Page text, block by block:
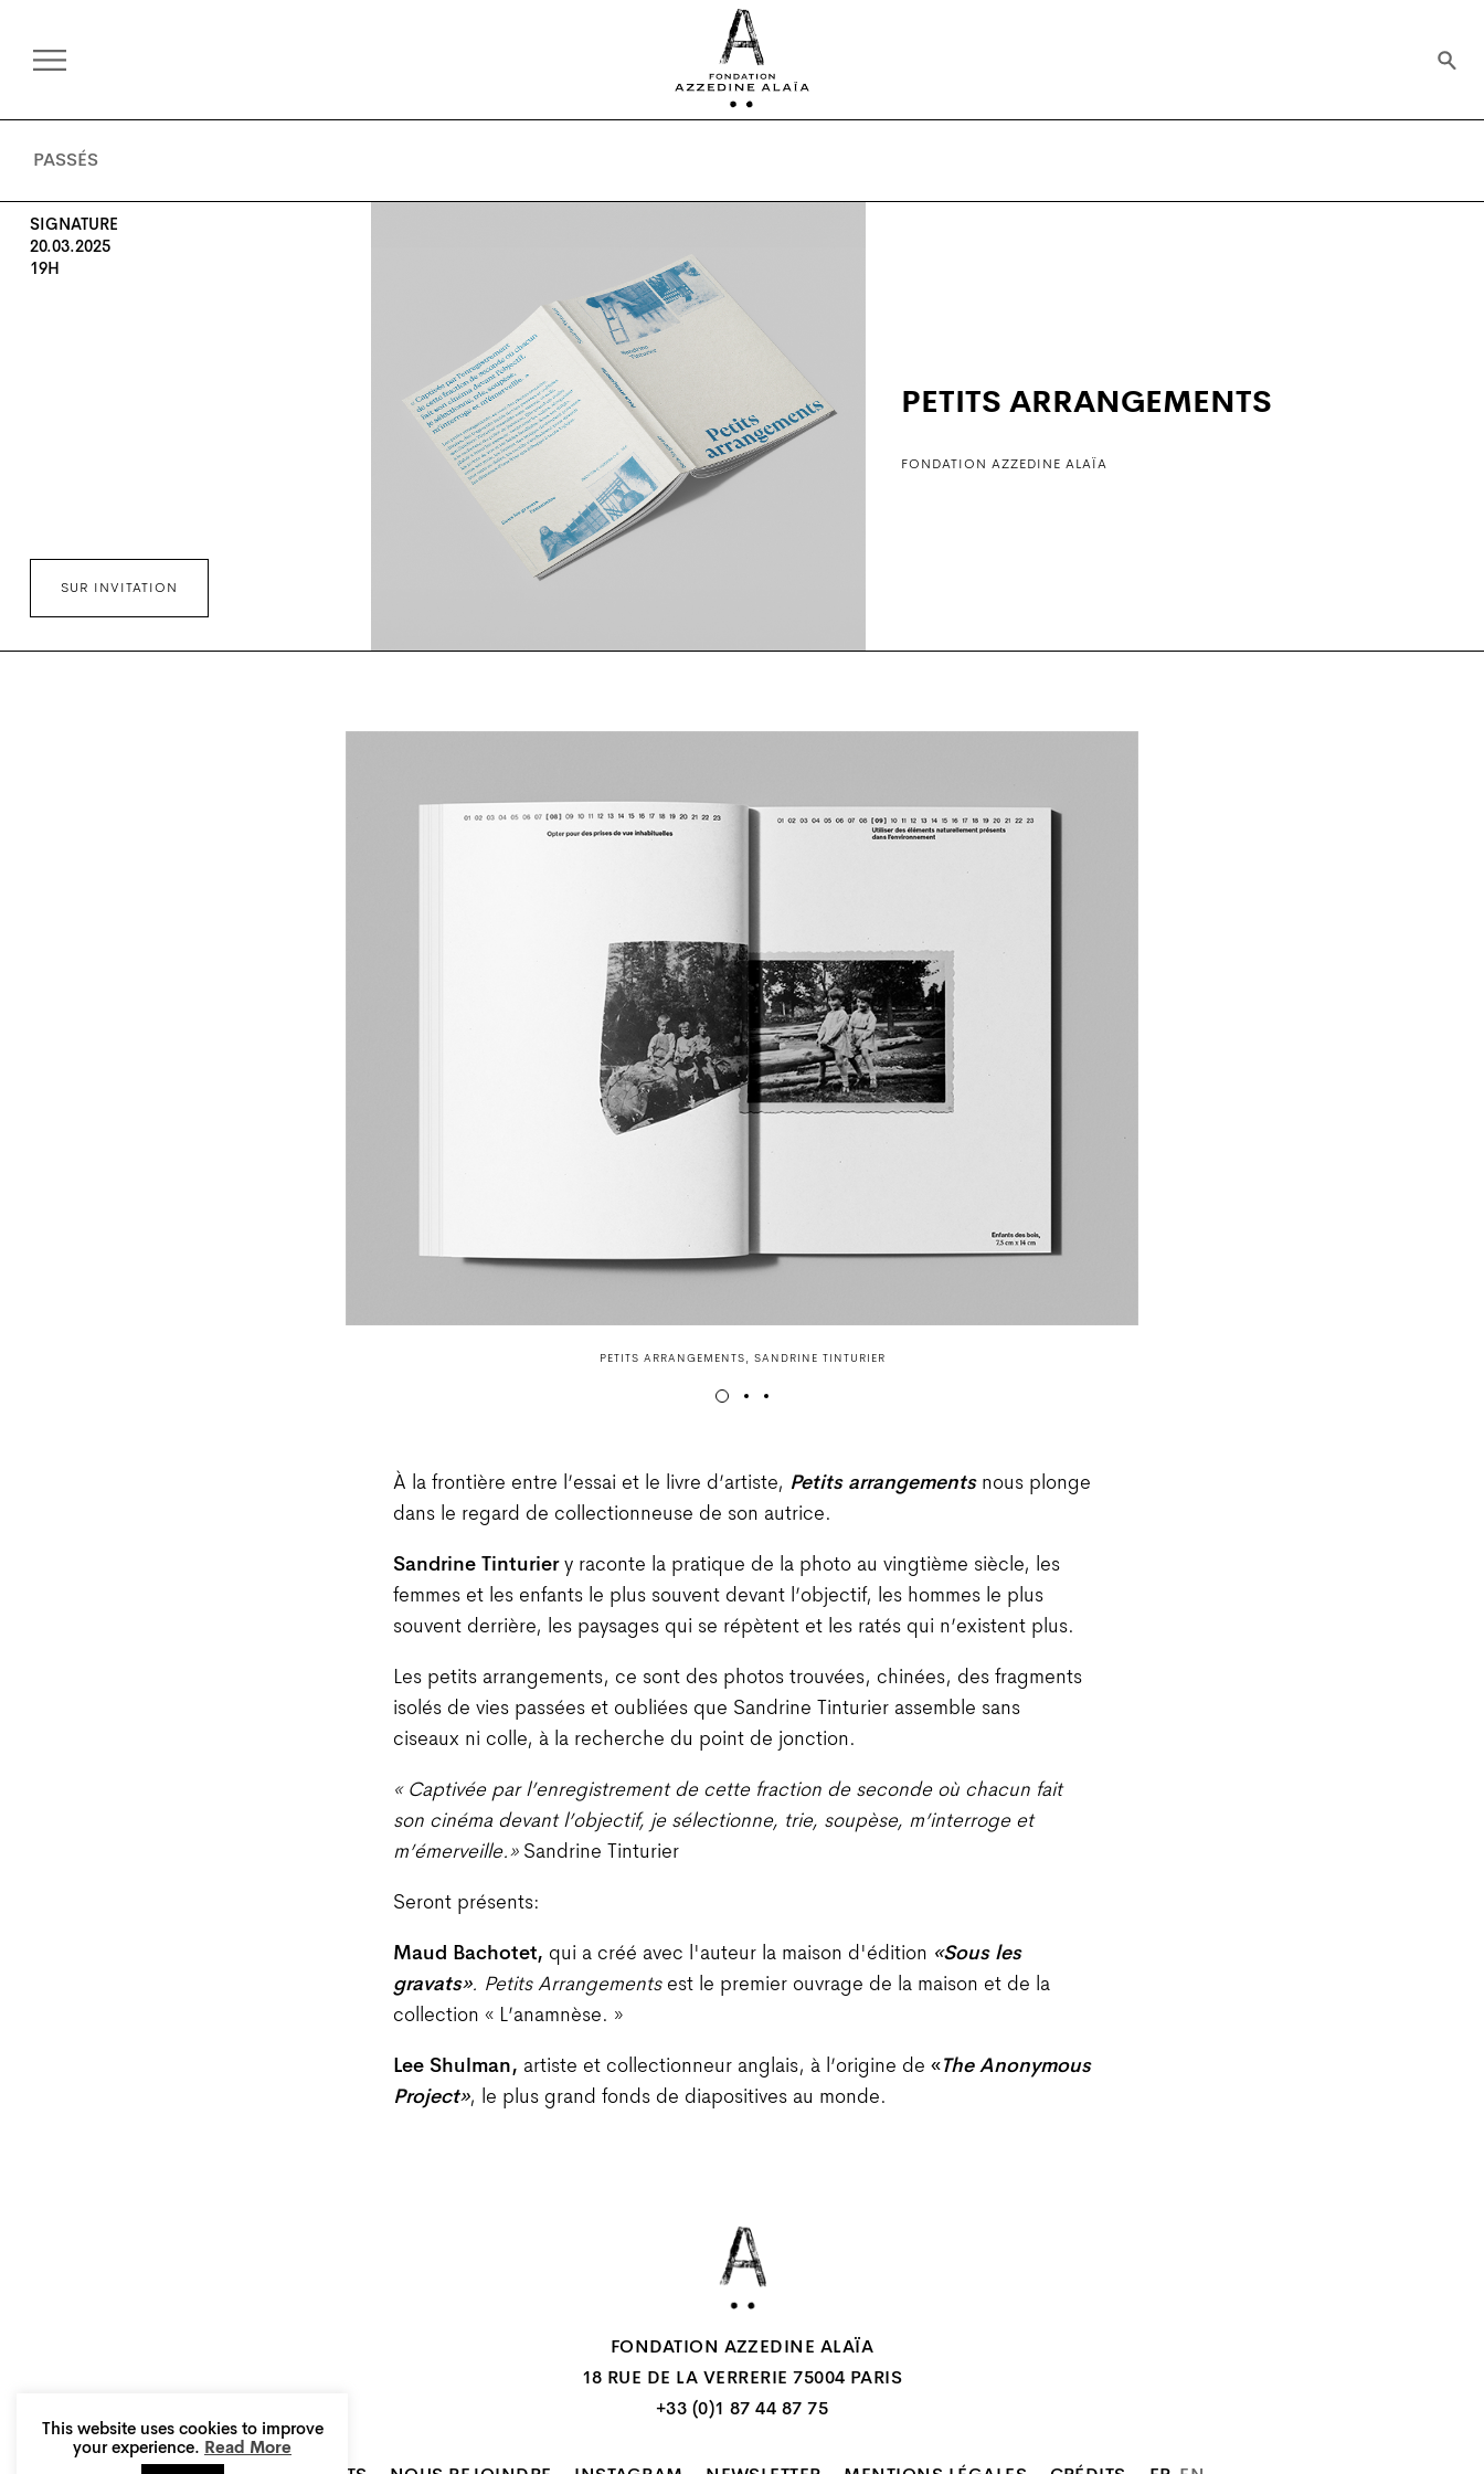
PASSÉS
SIGNATURE
20.03.2025
19H
SUR INVITATION
PETITS ARRANGEMENTS
FONDATION AZZEDINE ALAÏA
PETITS ARRANGEMENTS, SANDRINE TINTURIER
À la frontière entre l’essai et le livre d’artiste, Petits arrangementsnous plonge
dans le regard de collectionneuse de son autrice.
Sandrine Tinturiery raconte la pratique de la photo au vingtième siècle, les
femmes et les enfants le plus souvent devant l’objectif, les hommes le plus
souvent derrière, les paysages qui se répètent et les ratés qui n’existent plus.
Les petits arrangements, ce sont des photos trouvées, chinées, des fragments
isolés de vies passées et oubliées que Sandrine Tinturier assemble sans
ciseaux ni colle, à la recherche du point de jonction.
« Captivée par l’enregistrement de cette fraction de seconde où chacun fait
son cinéma devant l’objectif, je sélectionne, trie, soupèse, m’interroge et
m’émerveille.»Sandrine Tinturier
Seront présents:
Maud Bachotet, qui a créé avec l'auteur la maison d'édition «Sous les
gravats». Petits Arrangementsest le premier ouvrage de la maison et de la
collection « L’anamnèse. »
Lee Shulman, artiste et collectionneur anglais, à l’origine de «The Anonymous
Project», le plus grand fonds de diapositives au monde.
FONDATION AZZEDINE ALAÏA
18 RUE DE LA VERRERIE 75004 PARIS
+33 (0)1 87 44 87 75
This website uses cookies to improve
your experience. Read More